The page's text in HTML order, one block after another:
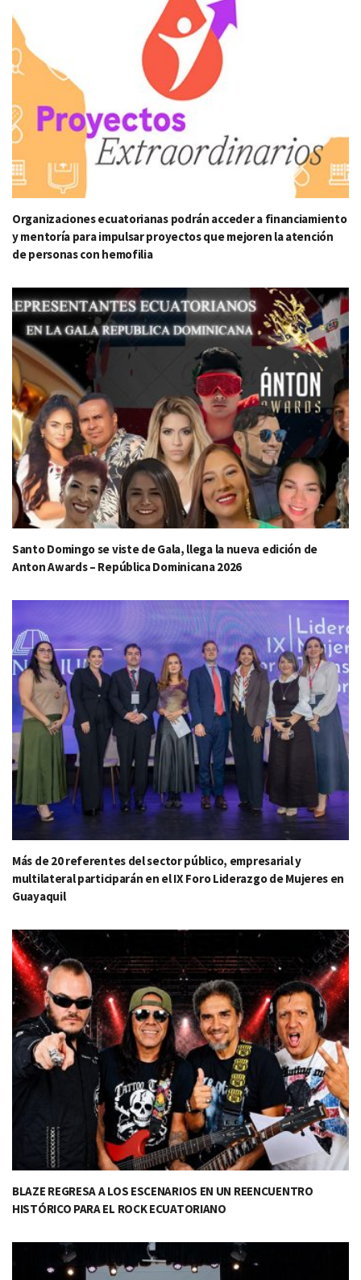
Organizaciones ecuatorianas podrán acceder a financiamiento
y mentoría para impulsar proyectos que mejoren la atención
de personas con hemofilia
Santo Domingo se viste de Gala, llega la nueva edición de
Anton Awards – República Dominicana 2026
Más de 20 referentes del sector público, empresarial y
multilateral participarán en el IX Foro Liderazgo de Mujeres en
Guayaquil
BLAZE REGRESA A LOS ESCENARIOS EN UN REENCUENTRO
HISTÓRICO PARA EL ROCK ECUATORIANO